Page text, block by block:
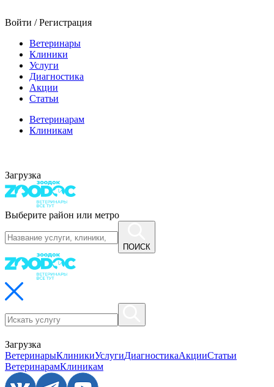
Войти / Регистрация
Ветеринары
Клиники
Услуги
Диагностика
Акции
Статьи
Ветеринарам
Клиникам
Загрузка
Выберите район или метро
ПОИСК
Загрузка
ВетеринарыКлиникиУслугиДиагностикаАкцииСтатьи
ВетеринарамКлиникам